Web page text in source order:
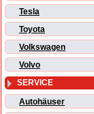
Tesla
Toyota
Volkswagen
Volvo
SERVICE
Autohäuser